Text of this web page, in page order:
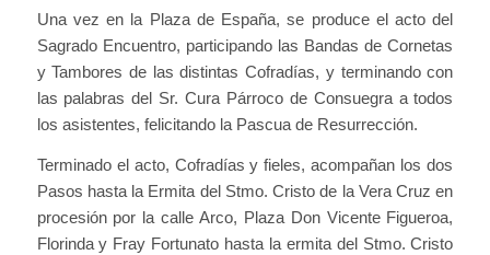
Una vez en la Plaza de España, se produce el acto del
Sagrado Encuentro, participando las Bandas de Cornetas
y Tambores de las distintas Cofradías, y terminando con
las palabras del Sr. Cura Párroco de Consuegra a todos
los asistentes, felicitando la Pascua de Resurrección.
Terminado el acto, Cofradías y fieles, acompañan los dos
Pasos hasta la Ermita del Stmo. Cristo de la Vera Cruz en
procesión por la calle Arco, Plaza Don Vicente Figueroa,
Florinda y Fray Fortunato hasta la ermita del Stmo. Cristo